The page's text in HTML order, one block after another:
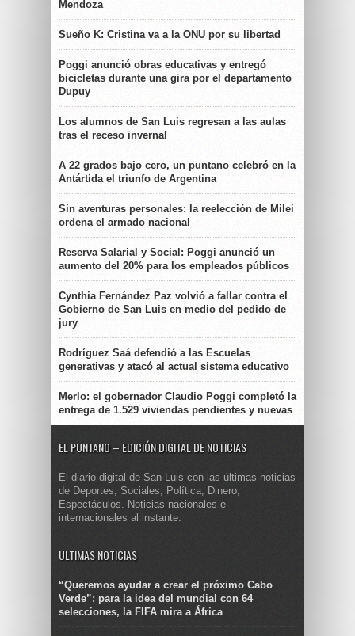
Mendoza
Sueño K: Cristina va a la ONU por su libertad
Poggi anunció obras educativas y entregó
bicicletas durante una gira por el departamento
Dupuy
Los alumnos de San Luis regresan a las aulas
tras el receso invernal
A 22 grados bajo cero, un puntano celebró en la
Antártida el triunfo de Argentina
Sin aventuras personales: la reelección de Milei
ordena el armado nacional
Reserva Salarial y Social: Poggi anunció un
aumento del 20% para los empleados públicos
Cynthia Fernández Paz volvió a fallar contra el
Gobierno de San Luis en medio del pedido de
jury
Rodríguez Saá defendió a las Escuelas
generativas y atacó al actual sistema educativo
Merlo: el gobernador Claudio Poggi completó la
entrega de 1.529 viviendas pendientes y nuevas
EL PUNTANO – EDICIÓN DIGITAL DE NOTICIAS
El diario digital de San Luis con las últimas noticias
de Deportes, Sociales, Política, Dinero,
Espectáculos. Noticias nacionales e
internacionales al instante.
ULTIMAS NOTICIAS
“Queremos ayudar a crear el próximo Cabo
Verde”: para la idea del mundial con 64
selecciones, la FIFA mira a África